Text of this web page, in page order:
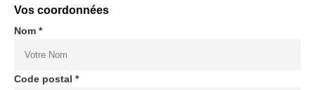
Vos coordonnées
Nom *
Code postal *